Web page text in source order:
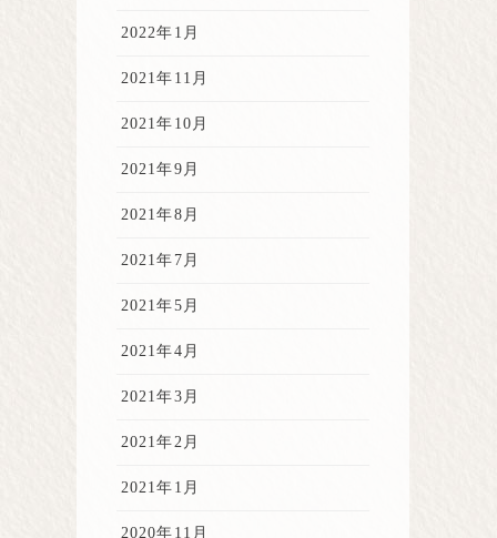
2022年1月
2021年11月
2021年10月
2021年9月
2021年8月
2021年7月
2021年5月
2021年4月
2021年3月
2021年2月
2021年1月
2020年11月